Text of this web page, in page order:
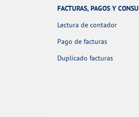
FACTURAS, PAGOS Y
Lectura de contador
Pago de facturas
Duplicado facturas